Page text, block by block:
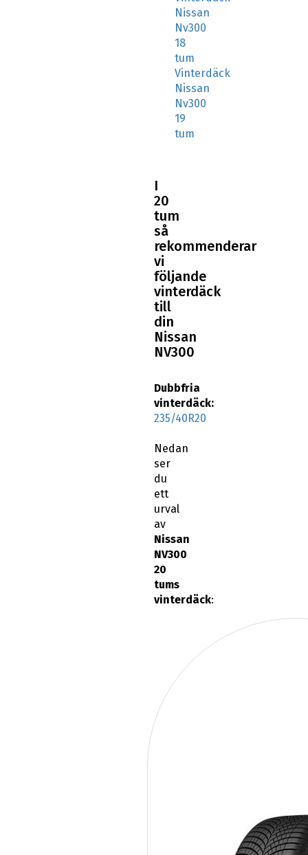
Nissan
Nv300
18
tum
Vinterdäck
Nissan
Nv300
19
tum
I
20
tum
så
rekommenderar
vi
följande
vinterdäck
till
din
Nissan
NV300
Dubbfria
vinterdäck:
235/40R20
Nedan
ser
du
ett
urval
av
Nissan
NV300
20
tums
vinterdäck: